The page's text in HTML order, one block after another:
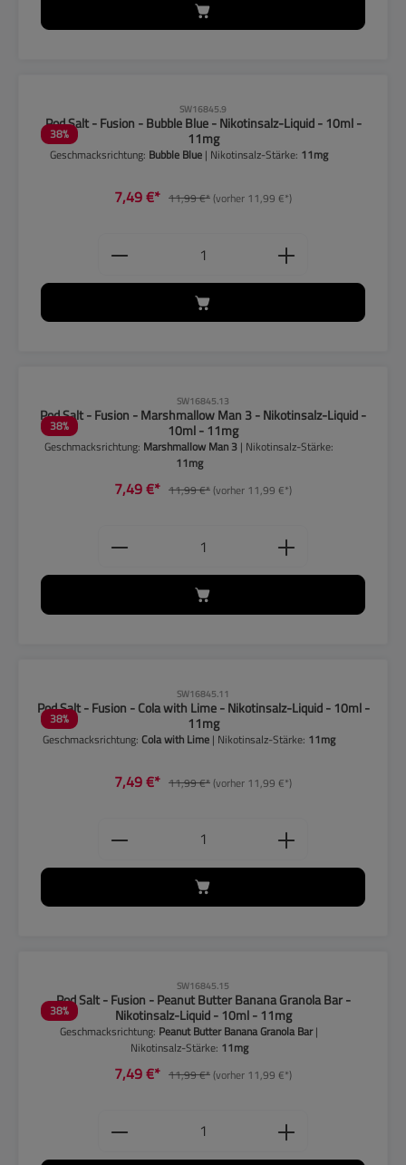
38%
SW16845.9
Pod Salt - Fusion - Bubble Blue - Nikotinsalz-Liquid - 10ml -
11mg
Geschmacksrichtung: Bubble Blue | Nikotinsalz-Stärke: 11mg
7,49 €* 11,99 €*(vorher 11,99 €*)
Produkt Anzahl: Gib den
38%
SW16845.13
Pod Salt - Fusion - Marshmallow Man 3 - Nikotinsalz-Liquid -
10ml - 11mg
Geschmacksrichtung: Marshmallow Man 3 | Nikotinsalz-Stärke:
11mg
7,49 €* 11,99 €*(vorher 11,99 €*)
Produkt Anzahl: Gib den
38%
SW16845.11
Pod Salt - Fusion - Cola with Lime - Nikotinsalz-Liquid - 10ml -
11mg
Geschmacksrichtung:Cola with Lime | Nikotinsalz-Stärke: 11mg
7,49 €* 11,99 €*(vorher 11,99 €*)
Produkt Anzahl: Gib den
38%
SW16845.15
Pod Salt - Fusion - Peanut Butter Banana Granola Bar -
Nikotinsalz-Liquid - 10ml - 11mg
Geschmacksrichtung: Peanut Butter Banana Granola Bar|
Nikotinsalz-Stärke: 11mg
7,49 €* 11,99 €*(vorher 11,99 €*)
Produkt Anzahl: Gib den